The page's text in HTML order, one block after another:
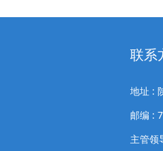
联系
地址 :
邮编 :
主管